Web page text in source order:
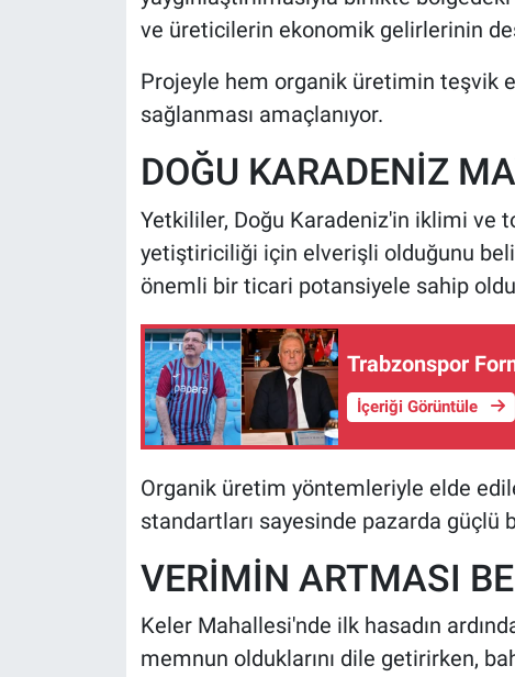
ve üreticilerin ekonomik gelirlerinin
Projeyle hem organik üretimin teşvik
sağlanması amaçlanıyor.
DOĞU KARADENİZ
Yetkililer, Doğu Karadeniz'in iklimi ve
yetiştiriciliği için elverişli olduğunu
önemli bir ticari potansiyele sahip
Trabzonspor
İçeriği Görüntüle
Organik üretim yöntemleriyle elde
standartları sayesinde pazarda güçlü
VERİMİN ARTMASI
Keler Mahallesi'nde ilk hasadın
memnun olduklarını dile getirirken,